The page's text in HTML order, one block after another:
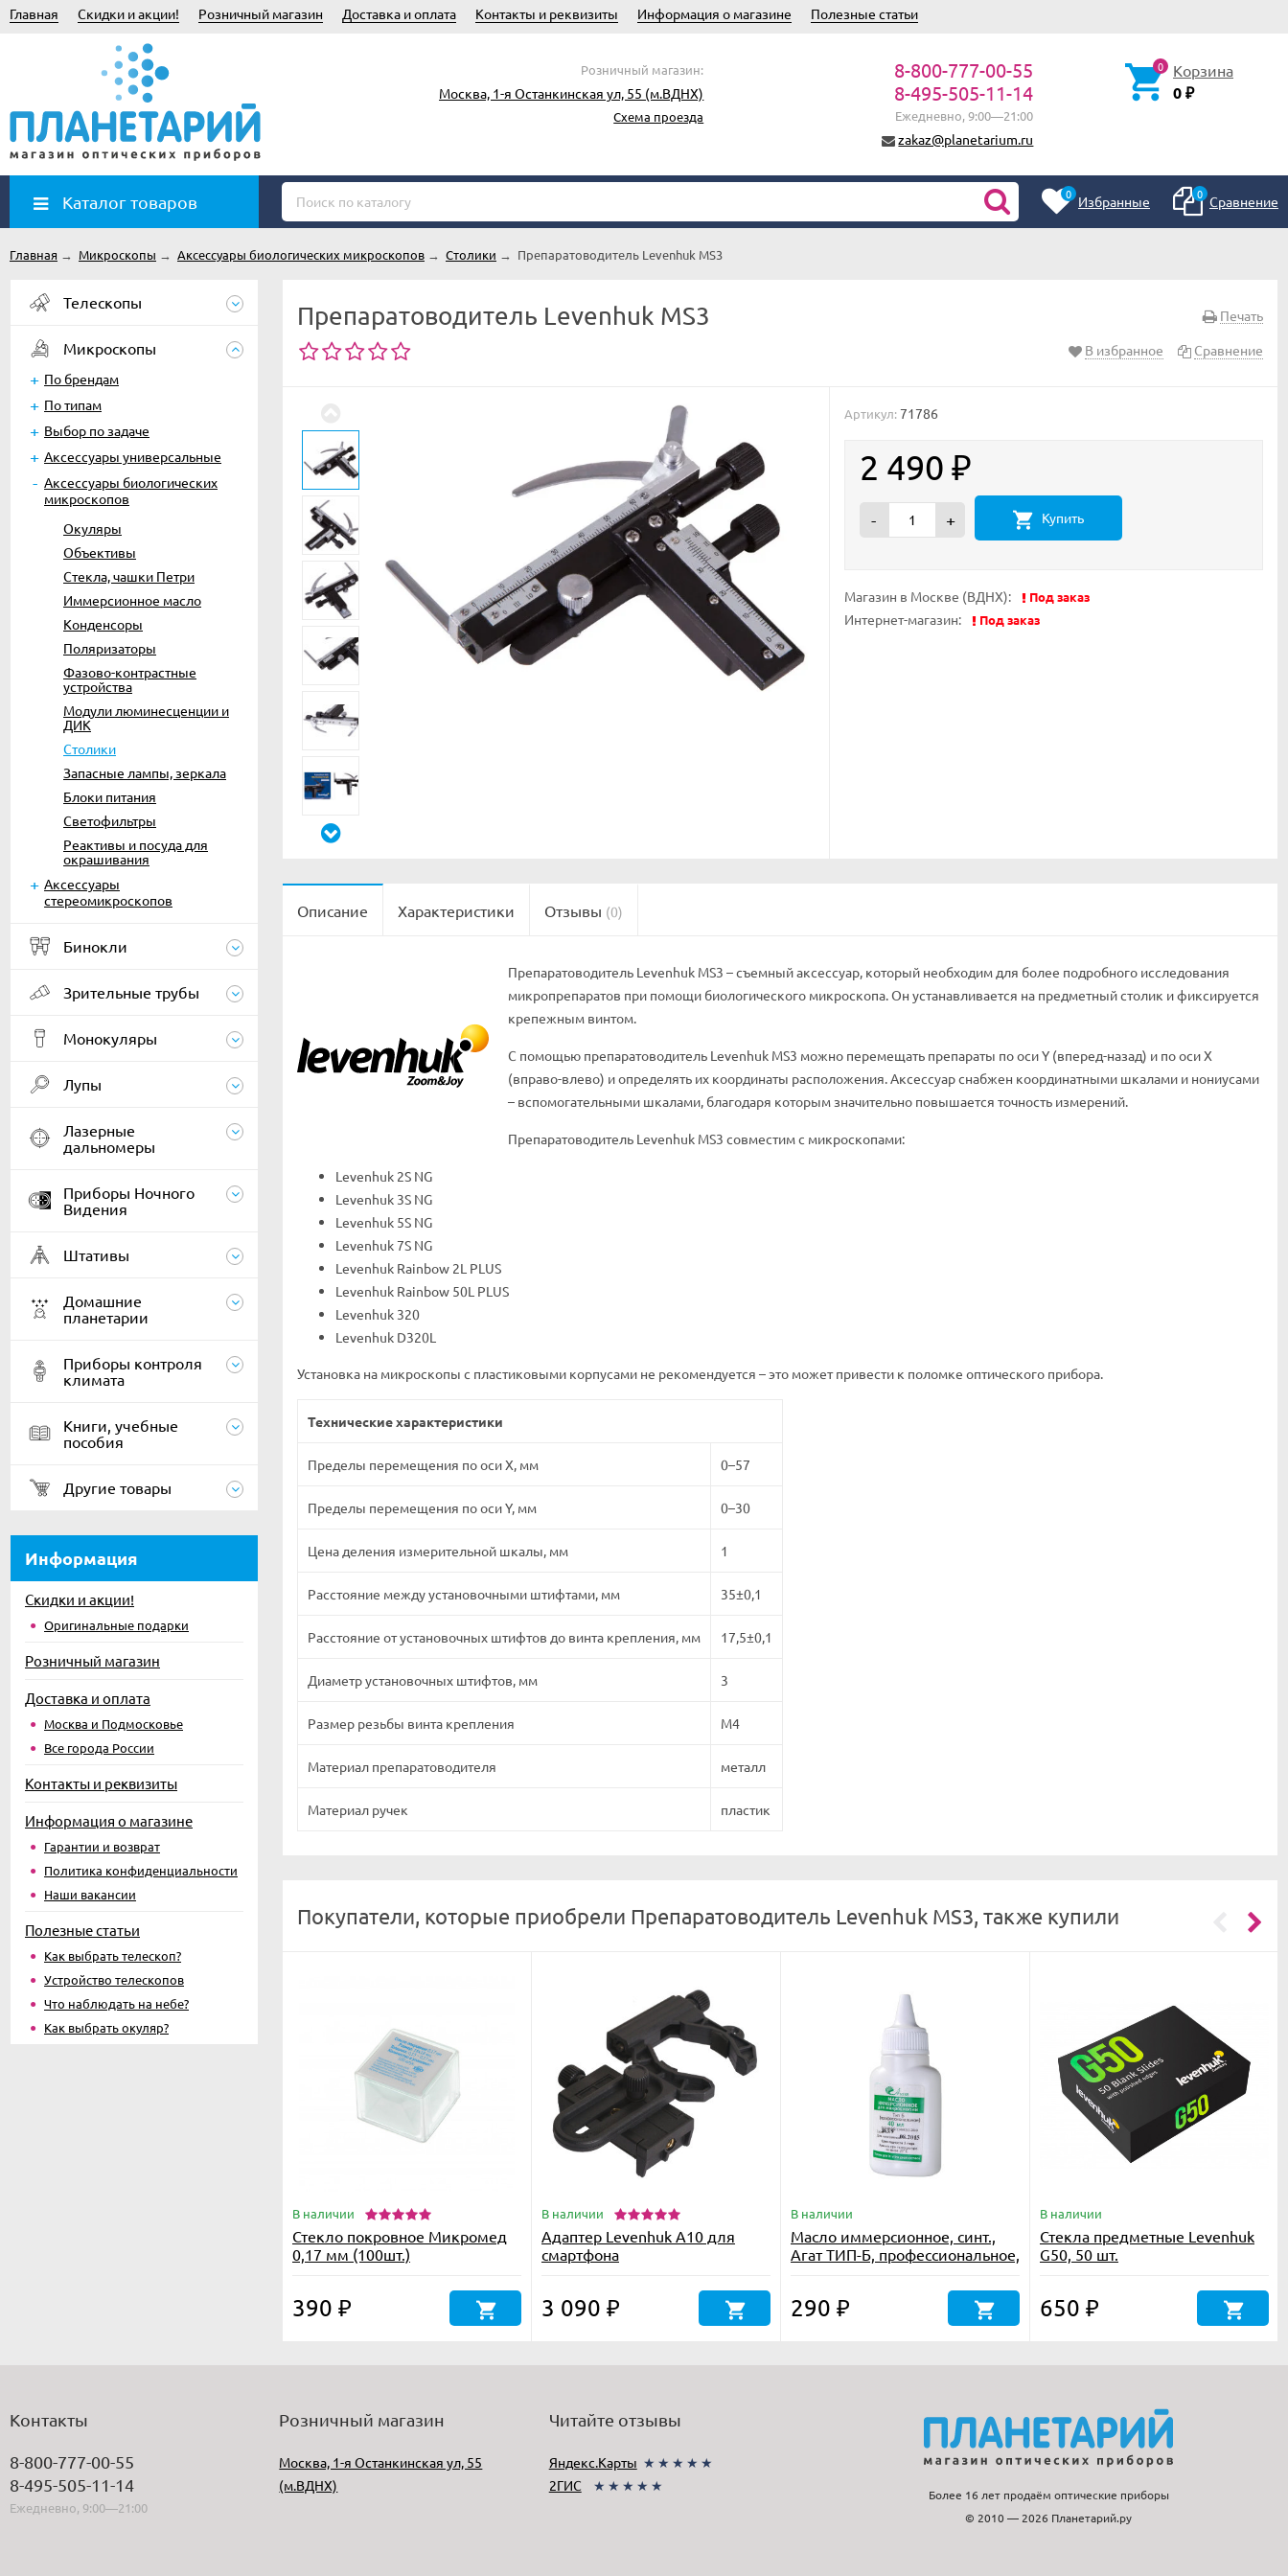
Главная Скидки и акции! Розничный магазин Доставка и оплата Контакты и реквизиты Информация о магазине Полезные статьи
Розничный магазин:
Москва, 1-я Останкинская ул, 55 (м.ВДНХ)
Схема проезда
8-800-777-00-55
8-495-505-11-14
Ежедневно, 9:00—21:00
zakaz@planetarium.ru
0 Корзина
0 ₽
Каталог товаров 0 Избранные 0 Сравнение
Главная → Микроскопы → Аксессуары биологических микроскопов → Столики → Препаратоводитель Levenhuk MS3
Телескопы
Микроскопы
По брендам
По типам
Выбор по задаче
Аксессуары универсальные
Аксессуары биологических
микроскопов
Окуляры
Объективы
Стекла, чашки Петри
Иммерсионное масло
Конденсоры
Поляризаторы
Фазово-контрастные
устройства
Модули люминесценции и
ДИК
Столики
Запасные лампы, зеркала
Блоки питания
Светофильтры
Реактивы и посуда для
окрашивания
Аксессуары
стереомикроскопов
Бинокли
Зрительные трубы
Монокуляры
Лупы
Лазерные
дальномеры
Приборы Ночного
Видения
Штативы
Домашние
планетарии
Приборы контроля
климата
Книги, учебные
пособия
Другие товары
Информация
Скидки и акции!
Оригинальные подарки
Розничный магазин
Доставка и оплата
Москва и Подмосковье
Все города России
Контакты и реквизиты
Информация о магазине
Гарантии и возврат
Политика конфиденциальности
Наши вакансии
Полезные статьи
Как выбрать телескоп?
Устройство телескопов
Что наблюдать на небе?
Как выбрать окуляр?
Печать
Препаратоводитель Levenhuk MS3
В избранное Сравнение
Артикул: 71786
2 490 ₽
- + Купить
Магазин в Москве (ВДНХ): Под заказ
Интернет-магазин: Под заказ
Описание Характеристики Отзывы (0)
Препаратоводитель Levenhuk MS3 – съемный аксессуар, который необходим для более подробного исследования
микропрепаратов при помощи биологического микроскопа. Он устанавливается на предметный столик и фиксируется
крепежным винтом.
С помощью препаратоводитель Levenhuk MS3 можно перемещать препараты по оси Y (вперед-назад) и по оси X
(вправо-влево) и определять их координаты расположения. Аксессуар снабжен координатными шкалами и нониусами
– вспомогательными шкалами, благодаря которым значительно повышается точность измерений.
Препаратоводитель Levenhuk MS3 совместим с микроскопами:
Levenhuk 2S NG
Levenhuk 3S NG
Levenhuk 5S NG
Levenhuk 7S NG
Levenhuk Rainbow 2L PLUS
Levenhuk Rainbow 50L PLUS
Levenhuk 320
Levenhuk D320L
Установка на микроскопы с пластиковыми корпусами не рекомендуется – это может привести к поломке оптического прибора.
Технические характеристики
Пределы перемещения по оси X, мм 0–57
Пределы перемещения по оси Y, мм 0–30
Цена деления измерительной шкалы, мм 1
Расстояние между установочными штифтами, мм 35±0,1
Расстояние от установочных штифтов до винта крепления, мм 17,5±0,1
Диаметр установочных штифтов, мм 3
Размер резьбы винта крепления M4
Материал препаратоводителя металл
Материал ручек пластик
Покупатели, которые приобрели Препаратоводитель Levenhuk MS3, также купили
В наличии
Стекло покровное Микромед
0,17 мм (100шт.)
390 ₽
В наличии
Адаптер Levenhuk A10 для
смартфона
3 090 ₽
В наличии
Масло иммерсионное, синт.,
Агат ТИП-Б, профессиональное,
290 ₽
В наличии
Стекла предметные Levenhuk
G50, 50 шт.
650 ₽
Контакты
8-800-777-00-55
8-495-505-11-14
Ежедневно, 9:00—21:00
Розничный магазин
Москва, 1-я Останкинская ул, 55
(м.ВДНХ)
Читайте отзывы
Яндекс.Карты ★★★★★
2ГИС
★★★★★
Более 16 лет продаём оптические приборы
© 2010 — 2026 Планетарий.ру